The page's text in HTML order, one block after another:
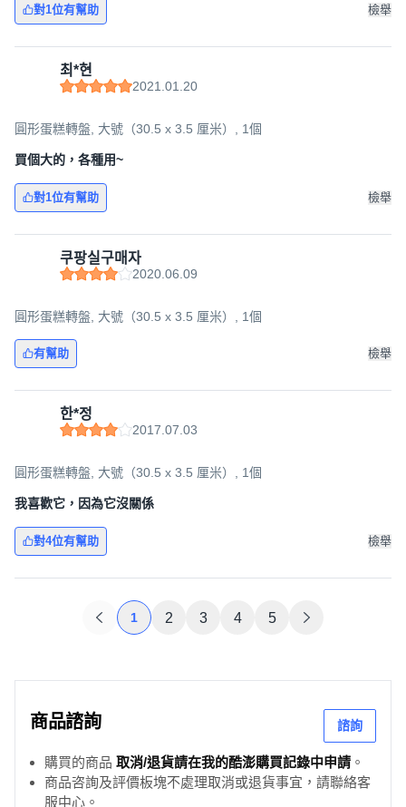
對1位有幫助 檢舉
최*현
2021.01.20
圓形蛋糕轉盤, 大號（30.5 x 3.5 厘米）, 1個
買個大的，各種用~
對1位有幫助 檢舉
쿠팡실구매자
2020.06.09
圓形蛋糕轉盤, 大號（30.5 x 3.5 厘米）, 1個
有幫助 檢舉
한*정
2017.07.03
圓形蛋糕轉盤, 大號（30.5 x 3.5 厘米）, 1個
我喜歡它，因為它沒關係
對4位有幫助 檢舉
1 2 3 4 5
商品諮詢 諮詢
購買的商品 取消/退貨請在我的酷澎購買記錄中申請 。
商品咨詢及評價板塊不處理取消或退貨事宜，請聯絡客
服中心。